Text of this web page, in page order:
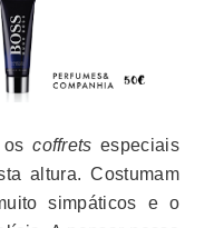
oscoffrets especiais
altura. Costumam
simpáticos e o